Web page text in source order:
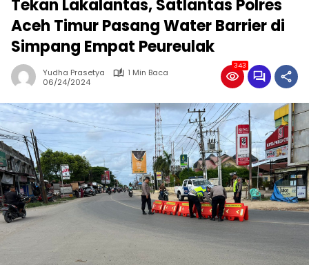
Tekan Lakalantas, Satlantas Polres
Aceh Timur Pasang Water Barrier di
Simpang Empat Peureulak
Yudha Prasetya
1 Min Baca
06/24/2024
343